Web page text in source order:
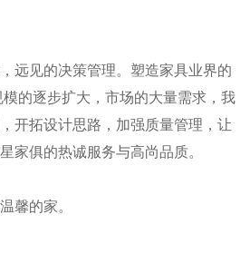
见的决策管理。塑造家具业界的
的逐步扩大，市场的大量需求，我
开拓设计思路，加强质量管理，让
家俱的热诚服务与高尚品质。
的家。